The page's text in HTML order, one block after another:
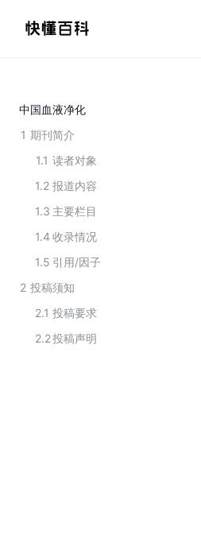
中国血液净化
1 期刊简介
1.1 读者对象
1.2 报道内容
1.3 主要栏目
1.4 收录情况
1.5 引用/因子
2 投稿须知
2.1 投稿要求
2.2投稿声明